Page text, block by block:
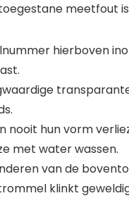
meetfout
hierboven
nooit hun vorm
met water wassen.
van de
klinkt